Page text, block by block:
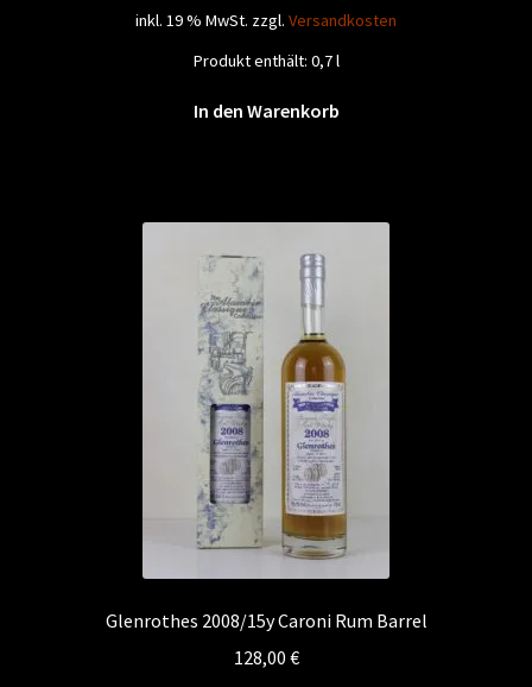
inkl. 19 % MwSt. zzgl. Versandkosten
Produkt enthält: 0,7l
In den Warenkorb
Glenrothes 2008/15y Caroni Rum Barrel
128,00 €